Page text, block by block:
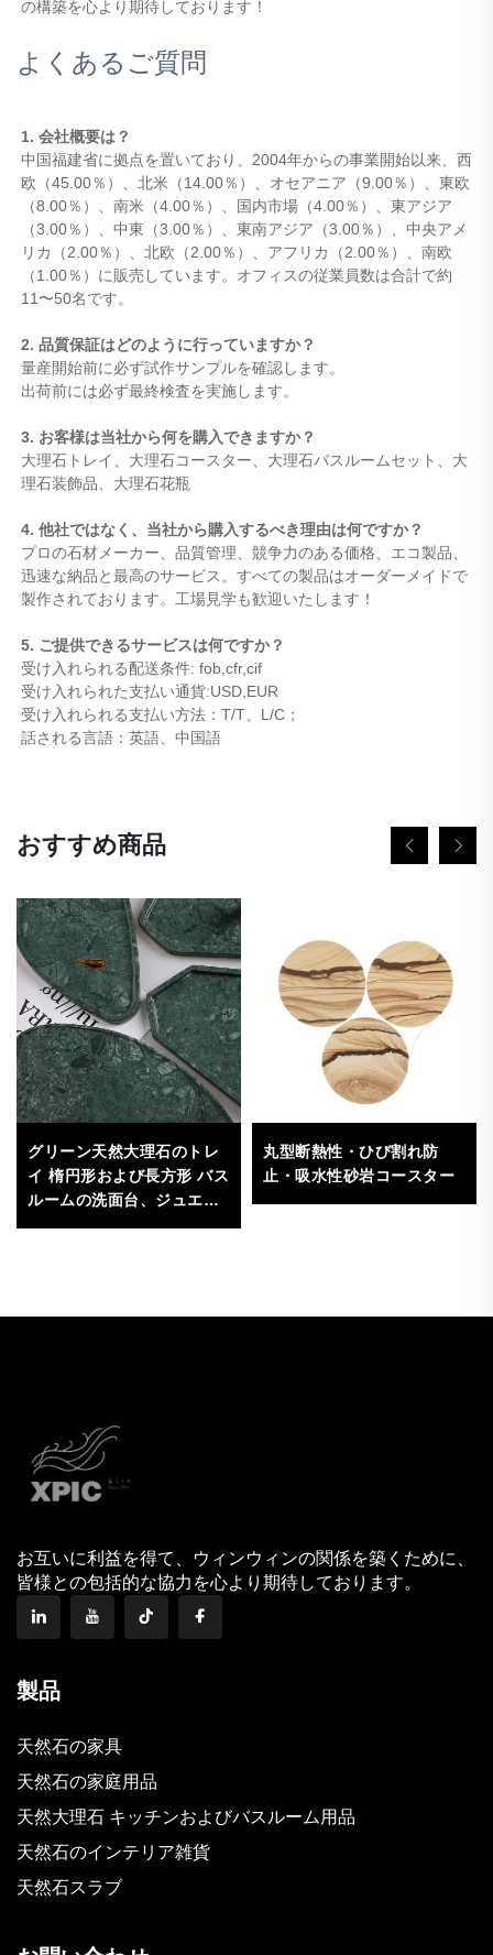
の構築を心より期待しております！
よくあるご質問
1. 会社概要は？
中国福建省に拠点を置いており、2004年からの事業開始以来、西
欧（45.00％）、北米（14.00％）、オセアニア（9.00％）、東欧
（8.00％）、南米（4.00％）、国内市場（4.00％）、東アジア
（3.00％）、中東（3.00％）、東南アジア（3.00％）、中央アメ
リカ（2.00％）、北欧（2.00％）、アフリカ（2.00％）、南欧
（1.00％）に販売しています。オフィスの従業員数は合計で約
11〜50名です。
2. 品質保証はどのように行っていますか？
量産開始前に必ず試作サンプルを確認します。
出荷前には必ず最終検査を実施します。
3. お客様は当社から何を購入できますか？
大理石トレイ、大理石コースター、大理石バスルームセット、大
理石装飾品、大理石花瓶
4. 他社ではなく、当社から購入するべき理由は何ですか？
プロの石材メーカー、品質管理、競争力のある価格、エコ製品、
迅速な納品と最高のサービス。すべての製品はオーダーメイドで
製作されております。工場見学も歓迎いたします！
5. ご提供できるサービスは何ですか？
受け入れられる配送条件: fob,cfr,cif
受け入れられた支払い通貨:USD,EUR
受け入れられる支払い方法：T/T、L/C；
話される言語：英語、中国語
おすすめ商品
グリーン天然大理石のトレ
イ 楕円形および長方形 バス
ルームの洗面台、ジュエリ
丸型断熱性・ひび割れ防
止・吸水性砂岩コースター
お互いに利益を得て、ウィンウィンの関係を築くために、
皆様との包括的な協力を心より期待しております。
製品
天然石の家具
天然石の家庭用品
天然大理石 キッチンおよびバスルーム用品
天然石のインテリア雑貨
天然石スラブ